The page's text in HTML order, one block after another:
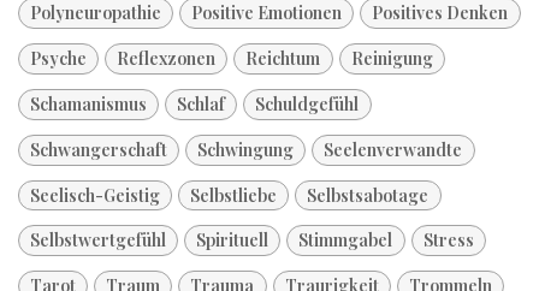
Polyneuropathie
Positive Emotionen
Positives Denken
Psyche
Reflexzonen Reichtum
Reinigung
Schamanismus
Schlaf
Schuldgefühl
Schwangerschaft
Schwingung
Seelenverwandte
Seelisch-Geistig
Selbstliebe
Selbstsabotage
Selbstwertgefühl
Spirituell Stimmgabel
Stress
Tarot
Traum Trauma Traurigkeit
Trommeln